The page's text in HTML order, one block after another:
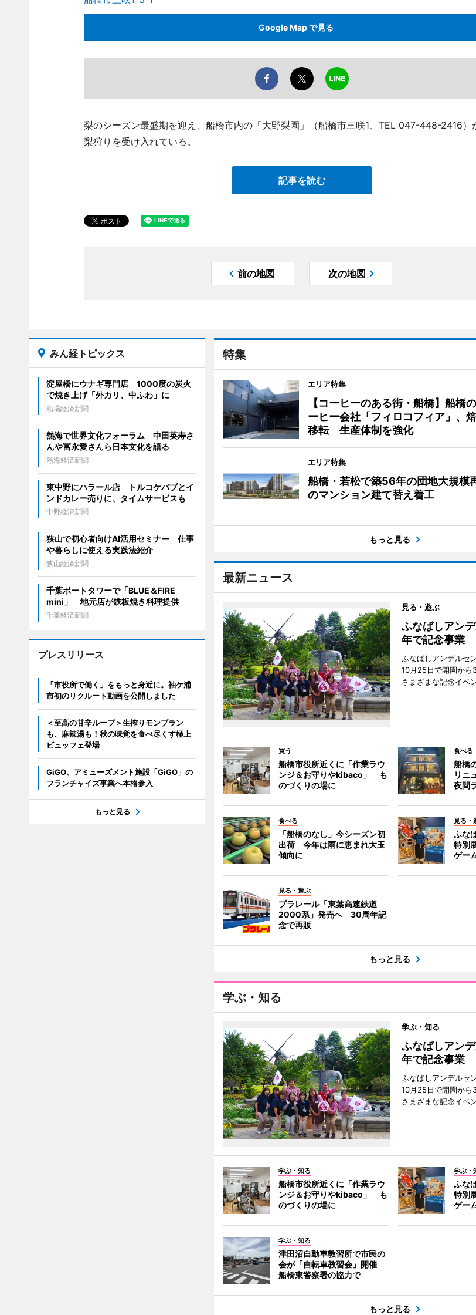
Google Map で見る
梨のシーズン最盛期を迎え、船橋市内の「大野梨園」（船橋市三咲1、TEL 047-448-2416）
梨狩りを受け入れている。
記事を読む
前の地図 次の地図
特集
エリア特集
【コーヒーのある街・船橋】船橋
ーヒー会社「フィロコフィア」、
移転 生産体制を強化
エリア特集
船橋・若松で築56年の団地大規
のマンション建て替え着工
もっと見る
最新ニュース
見る・遊ぶ
ふなばしアン
年で記念事業
ふなばしアンデルセ
10月25日で開園から
さまざまな記念イベ
買う
船橋市役所近くに「作業ラウ
ンジ＆お守りやkibaco」 も
のづくりの場に
食べる
船橋
リニ
夜間
食べる
「船橋のなし」今シーズン初
出荷 今年は雨に恵まれ大玉
傾向に
見る・
ふな
特別
ゲー
見る・遊ぶ
プラレール「東葉高速鉄道
2000系」発売へ 30周年記
念で再販
もっと見る
学ぶ・知る
学ぶ・知る
ふなばしアン
年で記念事業
ふなばしアンデルセ
10月25日で開園から
さまざまな記念イベ
学ぶ・知る
船橋市役所近くに「作業ラウ
ンジ＆お守りやkibaco」 も
のづくりの場に
学ぶ・
ふな
特別
ゲー
学ぶ・知る
津田沼自動車教習所で市民の
会が「自転車教習会」開催
船橋東警察署の協力で
もっと見る
みん経トピックス
淀屋橋にウナギ専門店 1000度の炭火
で焼き上げ「外カリ、中ふわ」に
船場経済新聞
熱海で世界文化フォーラム 中田英寿さ
んや冨永愛さんら日本文化を語る
熱海経済新聞
東中野にハラール店 トルコケバブとイ
ンドカレー売りに、タイムサービスも
中野経済新聞
狭山で初心者向けAI活用セミナー 仕事
や暮らしに使える実践法紹介
狭山経済新聞
千葉ポートタワーで「BLUE＆FIRE
mini」 地元店が鉄板焼き料理提供
千葉経済新聞
プレスリリース
「市役所で働く」をもっと身近に。袖ケ浦
市初のリクルート動画を公開しました
＜至高の甘辛ループ＞生搾りモンブラン
も、麻辣湯も！秋の味覚を食べ尽くす極上
ビュッフェ登場
GiGO、アミューズメント施設「GiGO」の
フランチャイズ事業へ本格参入
もっと見る